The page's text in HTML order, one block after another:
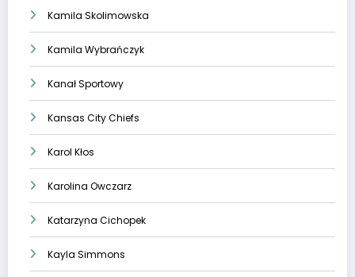
Kamila Skolimowska
Kamila Wybrańczyk
Kanał Sportowy
Kansas City Chiefs
Karol Kłos
Karolina Owczarz
Katarzyna Cichopek
Kayla Simmons